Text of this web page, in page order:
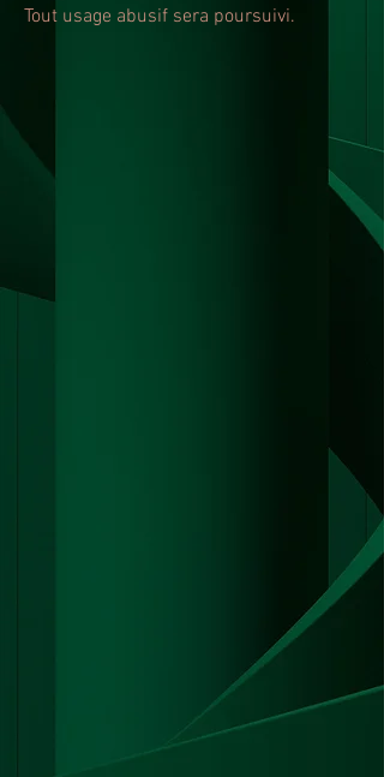
Tout usage abusif sera poursuivi.